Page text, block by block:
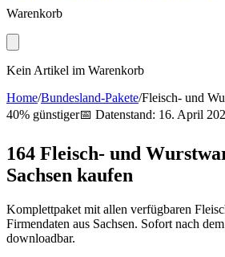
Warenkorb
Kein Artikel im Warenkorb
Home/Bundesland-Pakete/Fleisch- und
40% günstiger📅 Datenstand: 16. April
164 Fleisch- und
Sachsen kaufen
Komplettpaket mit allen verfügbaren
Firmendaten aus Sachsen. Sofort nach
downloadbar.